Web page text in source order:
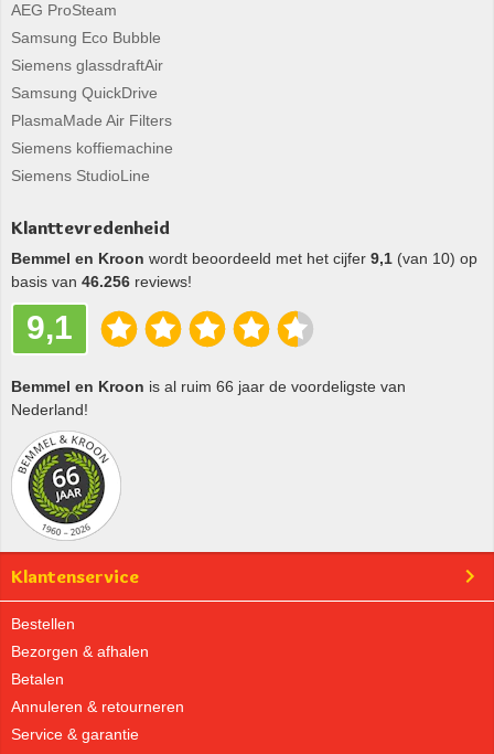
AEG ProSteam
Samsung Eco Bubble
Siemens glassdraftAir
Samsung QuickDrive
PlasmaMade Air Filters
Siemens koffiemachine
Siemens StudioLine
Klanttevredenheid
Bemmel en Kroon wordt beoordeeld met het cijfer 9,1 (van 10) op
basis van 46.256 reviews!
9,1
Bemmel en Kroon is al ruim 66 jaar de voordeligste van
Nederland!
Klantenservice
Bestellen
Bezorgen & afhalen
Betalen
Annuleren & retourneren
Service & garantie